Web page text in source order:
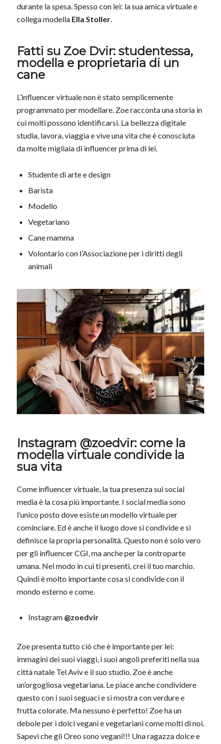
durante la spesa. Spesso con lei: la sua amica virtuale e
collega modella Ella Stoller.
Fatti su Zoe Dvir: studentessa,
modella e proprietaria di un
cane
L’influencer virtuale non è stato semplicemente
programmato per modellare. Zoe racconta una storia in
cui molti possono identificarsi. La bellezza digitale
studia, lavora, viaggia e vive una vita che è conosciuta
da molte migliaia di influencer prima di lei.
Studente di arte e design
Barista
Modello
Vegetariano
Cane mamma
Volontario con l’Associazione per i diritti degli
animali
Instagram @zoedvir: come la
modella virtuale condivide la
sua vita
Come influencer virtuale, la tua presenza sui social
media è la cosa più importante. I social media sono
l’unico posto dove esiste un modello virtuale per
cominciare. Ed è anche il luogo dove si condivide e si
definisce la propria personalità. Questo non è solo vero
per gli influencer CGI, ma anche per la controparte
umana. Nel modo in cui ti presenti, crei il tuo marchio.
Quindi è molto importante cosa si condivide con il
mondo esterno e come.
Instagram @zoedvir
Zoe presenta tutto ciò che è importante per lei:
immagini dei suoi viaggi, i suoi angoli preferiti nella sua
città natale Tel Aviv e il suo studio. Zoe è anche
un’orgogliosa vegetariana. Le piace anche condividere
questo con i suoi seguaci e si mostra con verdure e
frutta colorate. Ma nessuno è perfetto! Zoe ha un
debole per i dolci vegani e vegetariani come molti di noi.
Sapevi che gli Oreo sono vegani!!! Una ragazza dolce e